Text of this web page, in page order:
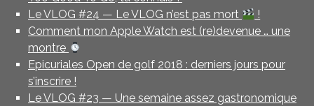
Le VLOG #24 — Le VLOG n’est pas mort
!
Comment mon Apple Watch est (re)devenue … une
montre
Epicuriales Open de golf 2018 : derniers jours pour
s’inscrire !
Le VLOG #23 — Une semaine assez gastronomique